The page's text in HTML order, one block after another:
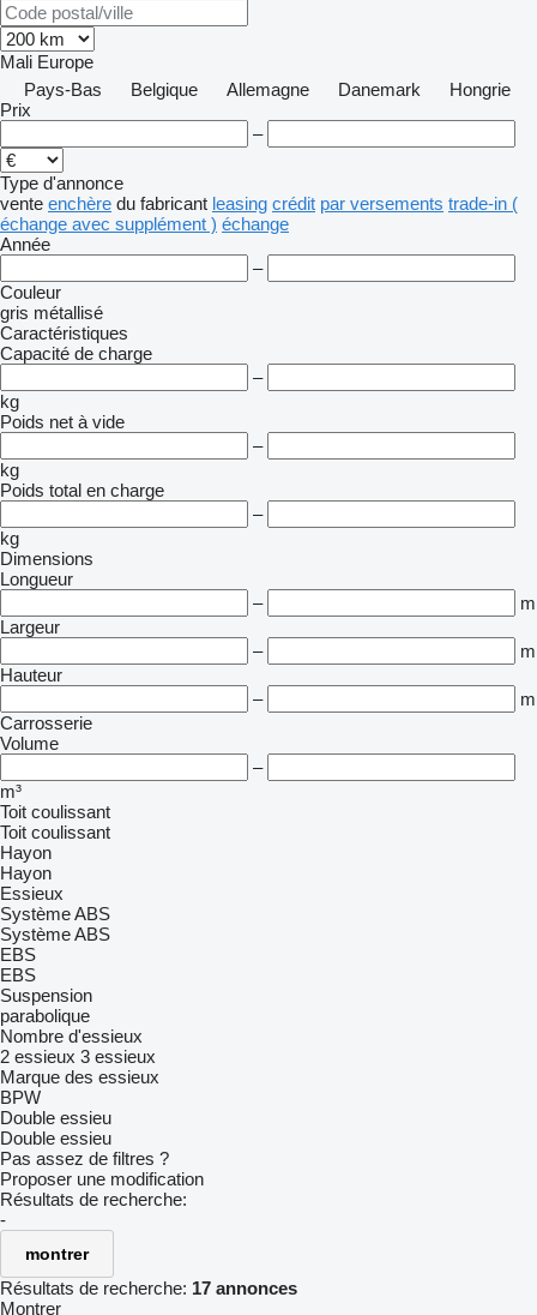
Mali Europe
Pays-Bas
Belgique Allemagne Danemark
Hongrie
Prix
–
Type d'annonce
vente enchère du fabricant leasing crédit par versements trade-in (
échange avec supplément ) échange
Année
–
Couleur
gris métallisé
Caractéristiques
Capacité de charge
–
kg
Poids net à vide
–
kg
Poids total en charge
–
kg
Dimensions
Longueur
–
m
Largeur
–
m
Hauteur
–
m
Carrosserie
Volume
–
m³
Toit coulissant
Toit coulissant
Hayon
Hayon
Essieux
Système ABS
Système ABS
EBS
EBS
Suspension
parabolique
Nombre d'essieux
2 essieux 3 essieux
Marque des essieux
BPW
Double essieu
Double essieu
Pas assez de filtres ?
Proposer une modification
Résultats de recherche:
-
montrer
Résultats de recherche: 17 annonces
Montrer